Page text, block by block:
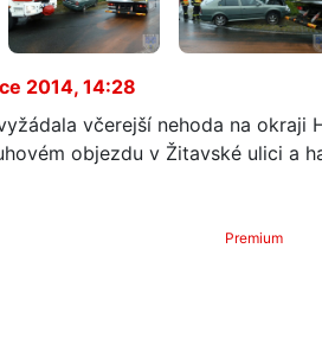
2014, 14:28
včerejší nehoda na okraji
objezdu v Žitavské ulici a
Premium